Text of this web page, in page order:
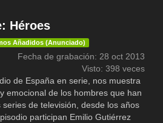
Héroes
Añadidos (Anunciado)
Fecha de grabación: 28 oct 2013
Visto: 398 veces
de España en serie, nos muestra
emocional de los hombres que han
de televisión, desde los años
participan Emilio Gutiérrez